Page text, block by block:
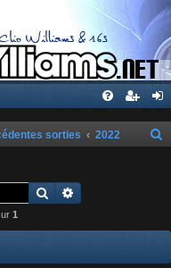
sorties 2022
Rechercher
1